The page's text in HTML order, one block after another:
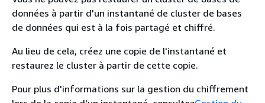
données à partir d'un instantané de cluster de bases
de données qui est à la fois partagé et chiffré.
Au lieu de cela, créez une copie de l'instantané et
restaurez le cluster à partir de cette copie.
Pour plus d'informations sur la gestion du chiffrement